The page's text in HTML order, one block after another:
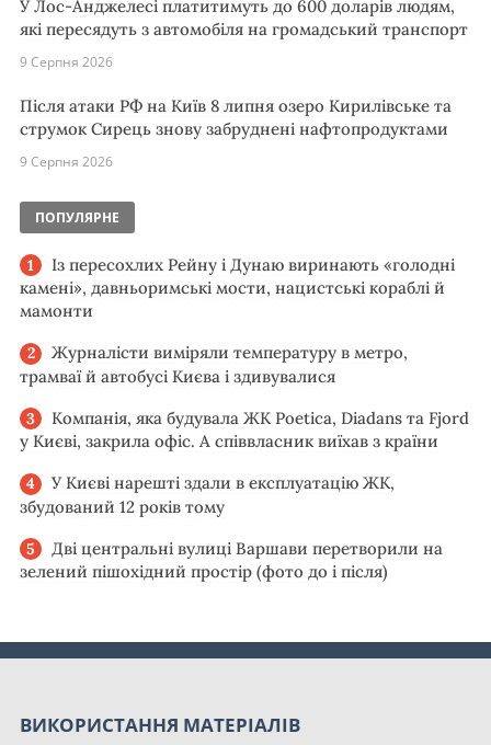
У Лос-Анджелесі платитимуть до 600 доларів людям,
які пересядуть з автомобіля на громадський транспорт
9 Серпня 2026
Після атаки РФ на Київ 8 липня озеро Кирилівське та
струмок Сирець знову забруднені нафтопродуктами
9 Серпня 2026
ПОПУЛЯРНЕ
Із пересохлих Рейну і Дунаю виринають «голодні
камені», давньоримські мости, нацистські кораблі й
мамонти
Журналісти виміряли температуру в метро,
трамваї й автобусі Києва і здивувалися
Компанія, яка будувала ЖК Poetica, Diadans та Fjord
у Києві, закрила офіс. А співвласник виїхав з країни
У Києві нарешті здали в експлуатацію ЖК,
збудований 12 років тому
Дві центральні вулиці Варшави перетворили на
зелений пішохідний простір (фото до і після)
ВИКОРИСТАННЯ МАТЕРІАЛІВ